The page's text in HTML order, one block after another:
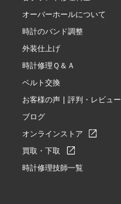
オーバーホールについて
時計のバンド調整
外装仕上げ
時計修理Ｑ＆Ａ
ベルト交換
お客様の声 | 評判・レビュー
ブログ
オンラインストア
買取・下取
時計修理技師一覧